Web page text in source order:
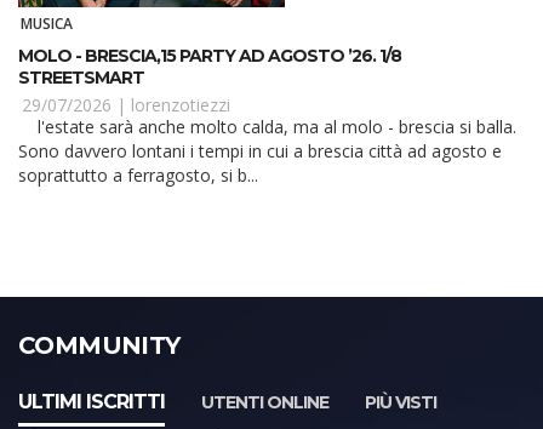
MUSICA
MOLO - BRESCIA,15 PARTY AD AGOSTO ’26. 1/8
STREETSMART
29/07/2026 | lorenzotiezzi
Sono davvero lontani i tempi in cui a brescia città ad agosto e
soprattutto a ferragosto, si b...
COMMUNITY
ULTIMI ISCRITTI UTENTI ONLINE
PIÙ VISTI